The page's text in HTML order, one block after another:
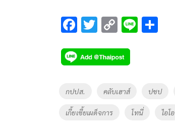
F
e
b
o
o
k
T
tt
er
C
p
y
Li
Li
Tags
กปปส. คลับเฮาส์ ปชป
เกี้ยเซี้ยเผด็จการ โทนี่ ไอโอ